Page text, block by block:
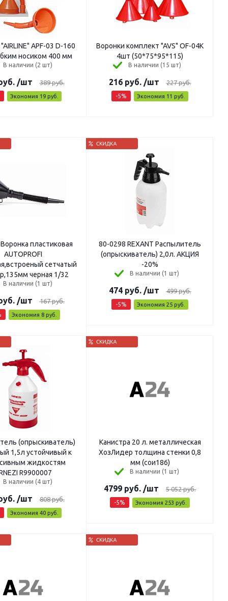
APF-03 D-160
мм, с гибким носиком 400 мм
В наличии (2 шт)
/шт 389руб.
Экономия 19руб.
Воронки комплект "AVS" OF-04К
4шт (50*75*95*115)
В наличии (15 шт)
216руб. /шт 227руб.
-5% Экономия 11 руб.
пластиковая
AUTOPROFI
сетчатый
черная 1/32
В наличии (1 шт)
/шт 167руб.
Экономия 8руб.
80-0298 REXANT Распылитель
(опрыскиватель) 2,0л. АКЦИЯ
-20%
В наличии (1 шт)
474руб. /шт 499руб.
-5% Экономия 25руб.
(опрыскиватель)
1,5л устойчивый к
жидкостям
R9900007
В наличии (4 шт)
/шт 808руб.
Экономия 40руб.
Канистра 20 л. металлическая
ХозЛидер толщина стенки 0,8
мм (сои186)
В наличии (1 шт)
4799 руб. /шт 5 052руб.
-5% Экономия 253 руб.